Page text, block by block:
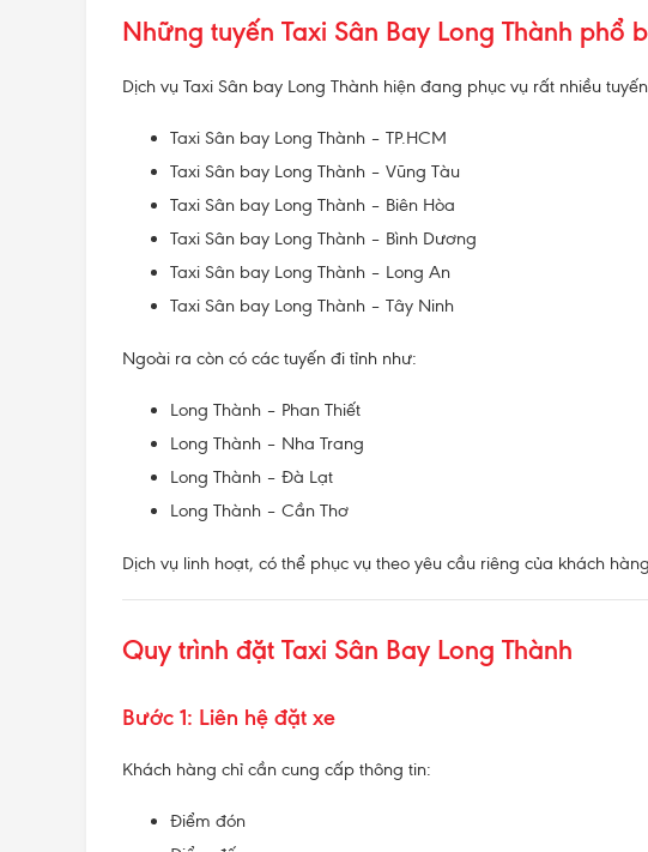
Những tuyến Taxi Sân Bay Long Thành phổ
Dịch vụ Taxi Sân bay Long Thành hiện đang phục vụ rất nhiều
Taxi Sân bay Long Thành – TP.HCM
Taxi Sân bay Long Thành – Vũng Tàu
Taxi Sân bay Long Thành – Biên Hòa
Taxi Sân bay Long Thành – Bình Dương
Taxi Sân bay Long Thành – Long An
Taxi Sân bay Long Thành – Tây Ninh
Ngoài ra còn có các tuyến đi tỉnh như:
Long Thành – Phan Thiết
Long Thành – Nha Trang
Long Thành – Đà Lạt
Long Thành – Cần Thơ
Dịch vụ linh hoạt, có thể phục vụ theo yêu cầu riêng của khách
Quy trình đặt Taxi Sân Bay Long Thành
Bước 1: Liên hệ đặt xe
Khách hàng chỉ cần cung cấp thông tin:
Điểm đón